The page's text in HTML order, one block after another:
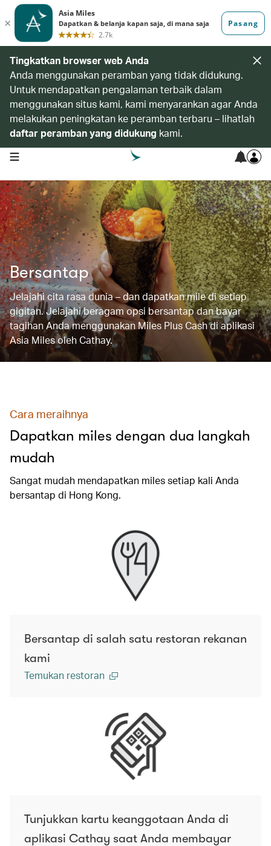
Tingkatkan browser web Anda
Anda menggunakan peramban yang tidak didukung.
Untuk mendapatkan pengalaman terbaik dalam
menggunakan situs kami, kami menyarankan agar Anda
melakukan peningkatan ke peramban terbaru – lihatlah
daftar peramban yang didukung kami.
open navigation menu
Bersantap
Jelajahi cita rasa dunia – dan dapatkan mile di setiap
gigitan. Jelajahi beragam opsi bersantap dan bayar
tagihan Anda menggunakan Miles Plus Cash di aplikasi
Asia Miles oleh Cathay.
Cara meraihnya
Dapatkan miles dengan dua langkah
mudah
Sangat mudah mendapatkan miles setiap kali Anda
bersantap di Hong Kong.
Bersantap di salah satu restoran rekanan
kami
Temukan restoran
Tunjukkan kartu keanggotaan Anda di
aplikasi Cathay saat Anda membayar